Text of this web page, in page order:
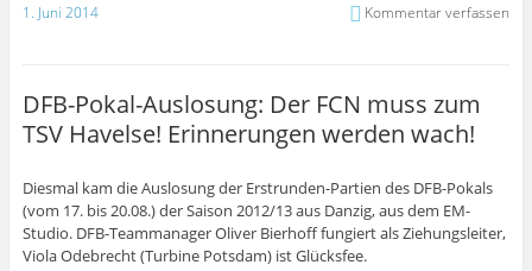
1. Juni 2014 Kommentar verfassen
DFB-Pokal-Auslosung: Der FCN muss zum
TSV Havelse! Erinnerungen werden wach!
Diesmal kam die Auslosung der Erstrunden-Partien des DFB-Pokals
(vom 17. bis 20.08.) der Saison 2012/13 aus Danzig, aus dem EM-
Studio. DFB-Teammanager Oliver Bierhoff fungiert als Ziehungsleiter,
Viola Odebrecht (Turbine Potsdam) ist Glücksfee.